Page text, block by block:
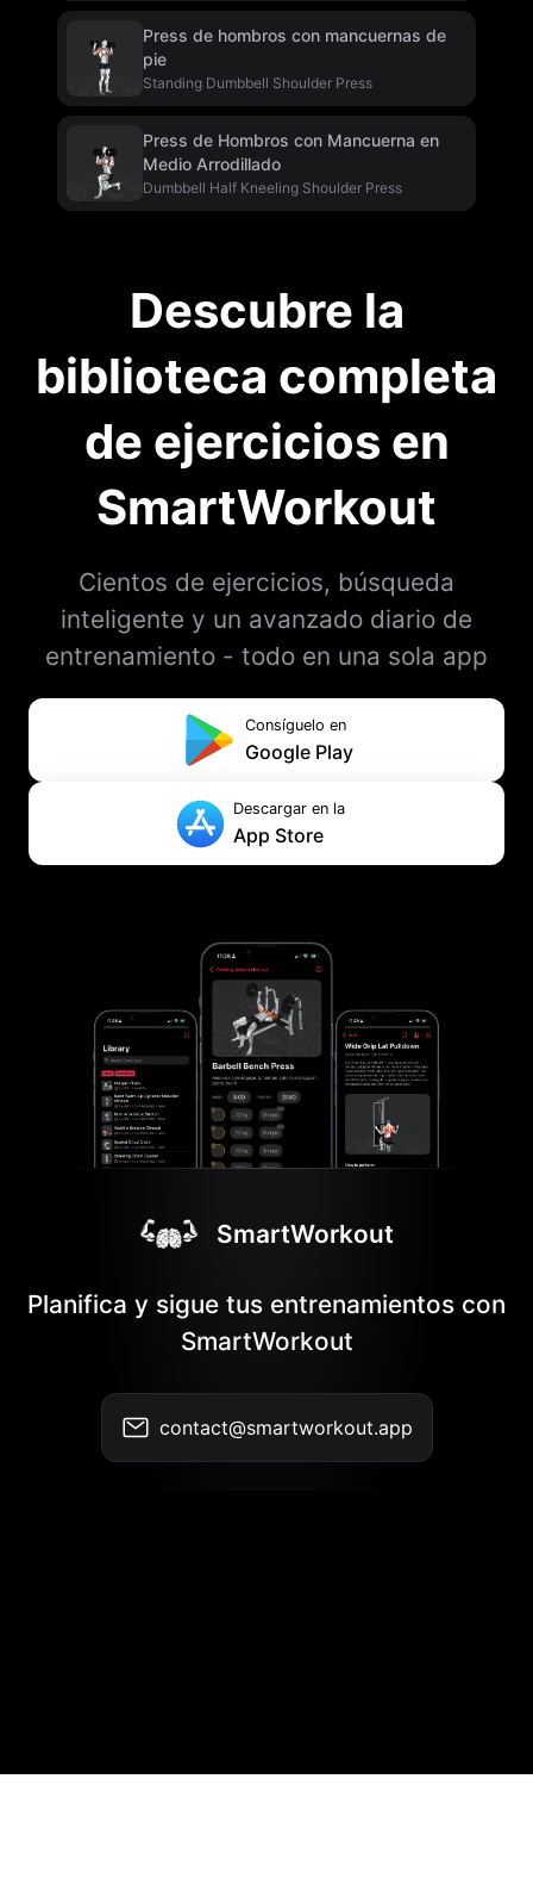
Press de hombros con mancuernas de
pie
Standing Dumbbell Shoulder Press
Press de Hombros con Mancuerna en
Medio Arrodillado
Dumbbell Half Kneeling Shoulder Press
Descubre la
biblioteca completa
de ejercicios en
SmartWorkout
Cientos de ejercicios, búsqueda
inteligente y un avanzado diario de
entrenamiento - todo en una sola app
Consíguelo en
Google Play
Descargar en la
App Store
SmartWorkout
Planifica y sigue tus entrenamientos con
SmartWorkout
contact@smartworkout.app